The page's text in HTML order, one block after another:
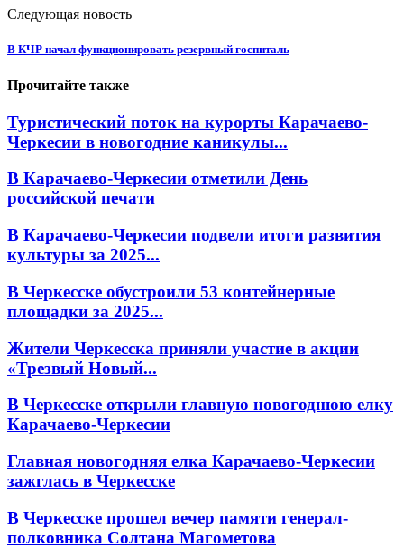
Следующая новость
В КЧР начал функционировать резервный госпиталь
Прочитайте также
Туристический поток на курорты Карачаево-
Черкесии в новогодние каникулы...
В Карачаево-Черкесии отметили День
российской печати
В Карачаево-Черкесии подвели итоги развития
культуры за 2025...
В Черкесске обустроили 53 контейнерные
площадки за 2025...
Жители Черкесска приняли участие в акции
«Трезвый Новый...
В Черкесске открыли главную новогоднюю елку
Карачаево-Черкесии
Главная новогодняя елка Карачаево-Черкесии
зажглась в Черкесске
В Черкесске прошел вечер памяти генерал-
полковника Солтана Магометова